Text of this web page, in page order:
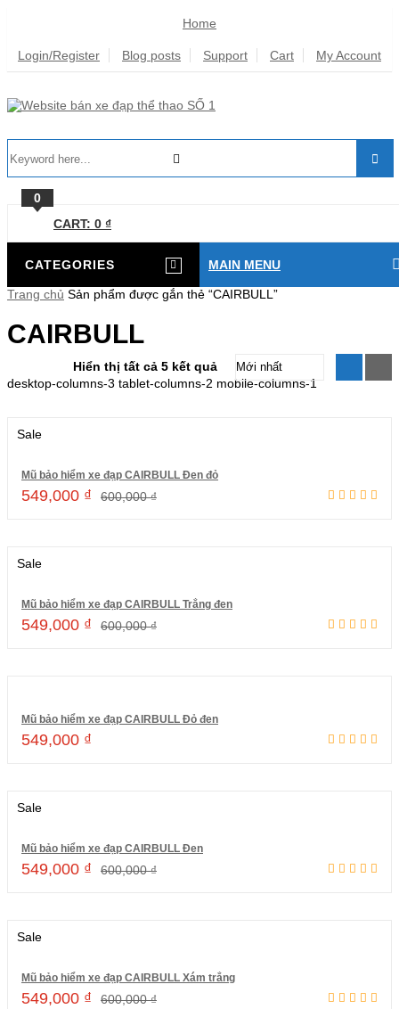
Home
Login/Register Blog posts Support Cart My Account
0
CART: 0 ₫
CATEGORIES MAIN MENU
Trang chủ Sản phẩm được gắn thẻ “CAIRBULL”
CAIRBULL
Hiển thị tất cả 5 kết quả
desktop-columns-3 tablet-columns-2 mobile-columns-1
Sale
Mũ bảo hiểm xe đạp CAIRBULL Đen đỏ
600,000₫
549,000 ₫
Sale
Mũ bảo hiểm xe đạp CAIRBULL Trắng đen
600,000₫
549,000 ₫
Mũ bảo hiểm xe đạp CAIRBULL Đỏ đen
549,000 ₫
Sale
Mũ bảo hiểm xe đạp CAIRBULL Đen
600,000₫
549,000 ₫
Sale
Mũ bảo hiểm xe đạp CAIRBULL Xám trắng
600,000₫
549,000 ₫